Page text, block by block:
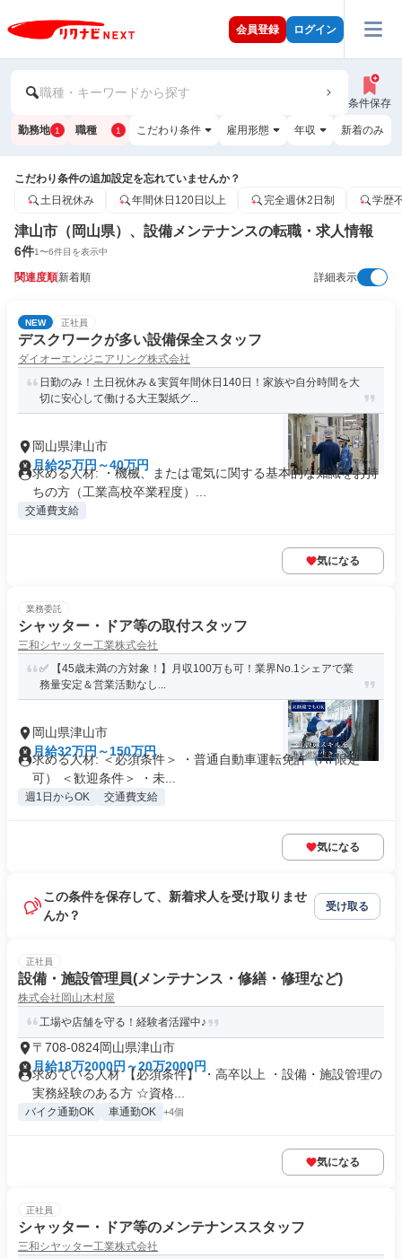
会員登録 ログイン
職種・キーワードから探す
条件保存
勤務地 1 職種 1 こだわり条件 雇用形態 年収 新着のみ
こだわり条件の追加設定を忘れていませんか？
土日祝休み
年間休日120日以上 完全週休2日制 学歴
津山市（岡山県）、設備メンテナンスの転職・求人情報
6件1〜6件目を表示中
関連度順新着順 詳細表示
NEW 正社員
デスクワークが多い設備保全スタッフ
ダイオーエンジニアリング株式会社
日勤のみ！土日祝休み＆実質年間休日140日！家族や自分時間を大
切に安心して働ける大王製紙グ...
岡山県津山市
月給25万円～40万円
求める人材: ・機械、または電気に関する基本的な知識をお持
ちの方（工業高校卒業程度）...
交通費支給
気になる
業務委託
シャッター・ドア等の取付スタッフ
三和シヤッター工業株式会社
✅ 【45歳未満の方対象！】月収100万も可！業界No.1シェアで業
務量安定＆営業活動なし...
岡山県津山市
月給32万円～150万円
求める人材: ＜必須条件＞ ・普通自動車運転免許（AT限定
可） ＜歓迎条件＞ ・未...
週1日からOK 交通費支給
気になる
この条件を保存して、新着求人を受け取りませ
んか？
受け取る
正社員
設備・施設管理員(メンテナンス・修繕・修理など)
株式会社岡山木村屋
工場や店舗を守る！経験者活躍中♪
〒708-0824岡山県津山市
月給18万2000円～20万2000円
求めている人材 【必須条件】 ・高卒以上 ・設備・施設管理の
実務経験のある方 ☆資格...
バイク通勤OK 車通勤OK +4個
気になる
正社員
シャッター・ドア等のメンテナンススタッフ
三和シヤッター工業株式会社